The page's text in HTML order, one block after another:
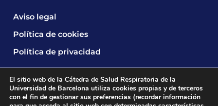
Aviso legal
Política de cookies
Política de privacidad
El sitio web de la Cátedra de Salud Respiratoria de la
Universidad de Barcelona utiliza cookies propias y de terceros
con el fin de gestionar sus preferencias (recordar información